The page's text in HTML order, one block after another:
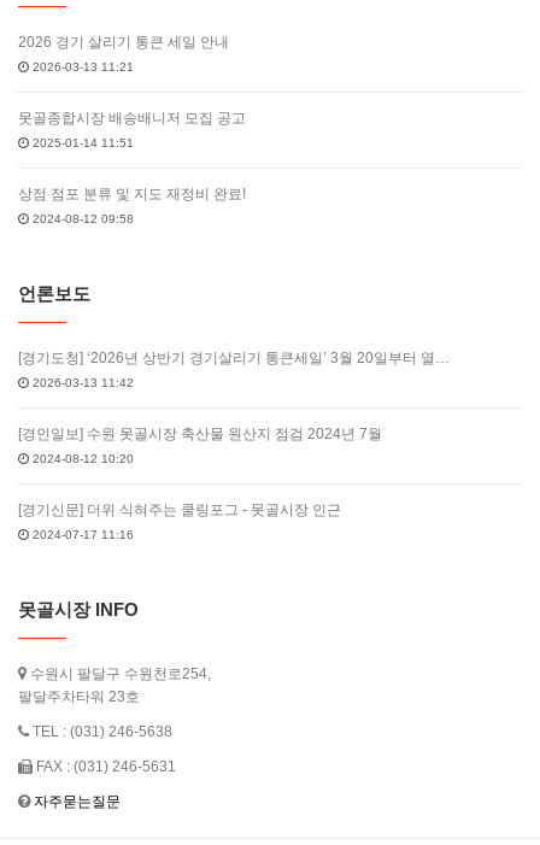
2026 경기 살리기 통큰 세일 안내
2026-03-13 11:21
못골종합시장 배송배니저 모집 공고
2025-01-14 11:51
상점 점포 분류 및 지도 재정비 완료!
2024-08-12 09:58
언론보도
[경기도청] ‘2026년 상반기 경기살리기 통큰세일’ 3월 20일부터 열…
2026-03-13 11:42
[경인일보] 수원 못골시장 축산물 원산지 점검 2024년 7월
2024-08-12 10:20
[경기신문] 더위 식혀주는 쿨링포그 - 못골시장 인근
2024-07-17 11:16
못골시장 INFO
수원시 팔달구 수원천로254,
팔달주차타워 23호
TEL : (031) 246-5638
FAX : (031) 246-5631
자주묻는질문